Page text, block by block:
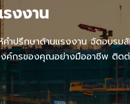
งงาน
ำปรึกษาด้านแรงงาน จัดอบรม
ค์กรของคุณอย่างมืออาชีพ ติดต่